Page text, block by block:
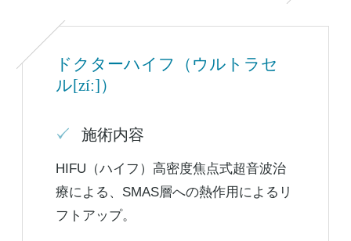
ドクターハイフ（ウルトラセ
ル[zíː]）
施術内容
HIFU（ハイフ）高密度焦点式超音波治
療による、SMAS層への熱作用によるリ
フトアップ。